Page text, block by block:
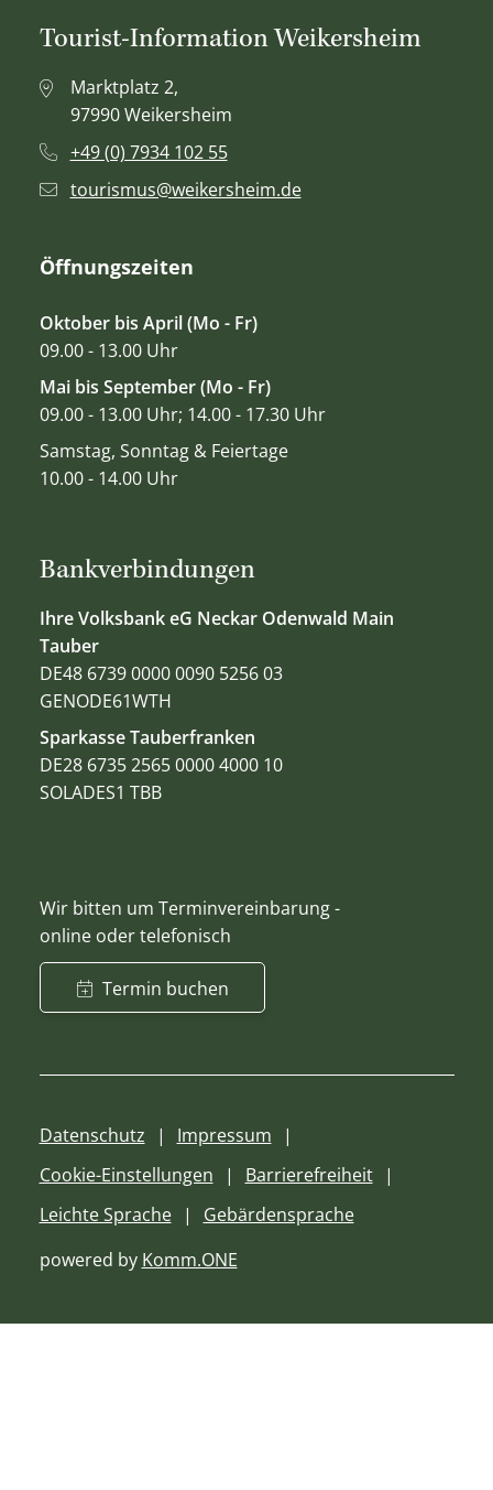
Bankverbindungen
Ihre Volksbank eG Neckar Odenwald Main
Tauber
DE48 6739 0000 0090 5256 03
GENODE61WTH
Sparkasse Tauberfranken
DE28 6735 2565 0000 4000 10
SOLADES1 TBB
Wir bitten um Terminvereinbarung -
online oder telefonisch
Termin buchen
Tourist-Information Weikersheim
Marktplatz 2,
97990 Weikersheim
+49 (0) 7934 102 55
tourismus@weikersheim.de
Öffnungszeiten
Oktober bis April (Mo - Fr)
09.00 - 13.00 Uhr
Mai bis September (Mo - Fr)
09.00 - 13.00 Uhr; 14.00 - 17.30 Uhr
Samstag, Sonntag & Feiertage
10.00 - 14.00 Uhr
Datenschutz
Impressum
Cookie-Einstellungen
Barrierefreiheit
Leichte Sprache
Gebärdensprache
powered by Komm.ONE